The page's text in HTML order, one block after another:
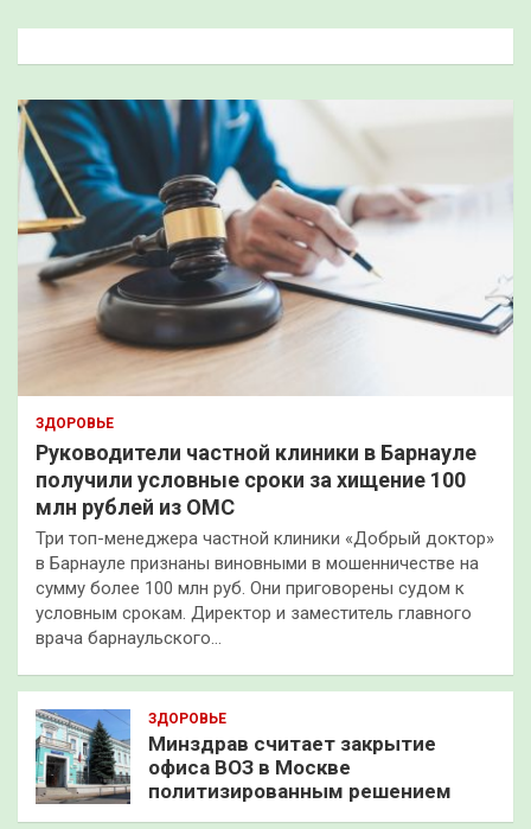
к
ЗДОРОВЬЕ
Руководители частной клиники в Барнауле
получили условные сроки за хищение 100
млн рублей из ОМС
Три топ-менеджера частной клиники «Добрый доктор»
в Барнауле признаны виновными в мошенничестве на
сумму более 100 млн руб. Они приговорены судом к
условным срокам. Директор и заместитель главного
врача барнаульского…
ЗДОРОВЬЕ
Минздрав считает закрытие
офиса ВОЗ в Москве
политизированным решением